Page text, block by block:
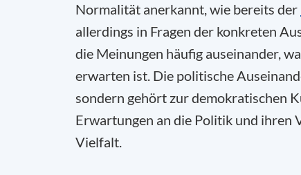
Normalität anerkannt, wie bereits der
allerdings in Fragen der konkreten
die Meinungen häufig auseinander,
erwarten ist. Die politische
sondern gehört zur demokratischen
Erwartungen an die Politik und ihren
Vielfalt.